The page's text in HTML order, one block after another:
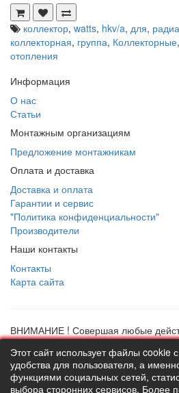
коллектор, watts, hkv/a, для,
коллекторная, группа, Коллекторные,
отопления
Информация
О нас
Статьи
Монтажным организациям
Предложение монтажникам
Оплата и доставка
Доставка и оплата
Гарантии и сервис
"Политика конфиденциальности"
Производители
Наши контакты
Контакты
Карта сайта
ВНИМАНИЕ ! Совершая любые
конфиденциальности", в противном
покинуть данный сайт. Цены и
данном сайте в ознакомительных
Этот сайт использует файлы cookie
удобства для пользователя, а
функциями социальных сетей,
выбора сторонних сервисов.